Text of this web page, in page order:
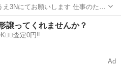
3Nにてお願いします 仕事のため
食器
譲ってくれませんか？
査定0円‼️
Ad